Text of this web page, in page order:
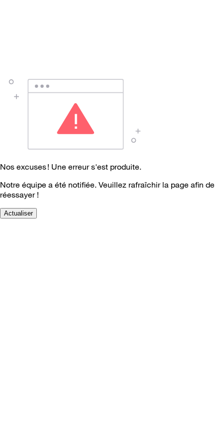
Nos excuses ! Une erreur s'est produite.
Notre équipe a été notifiée. Veuillez rafraîchir la page afin de
réessayer !
Actualiser